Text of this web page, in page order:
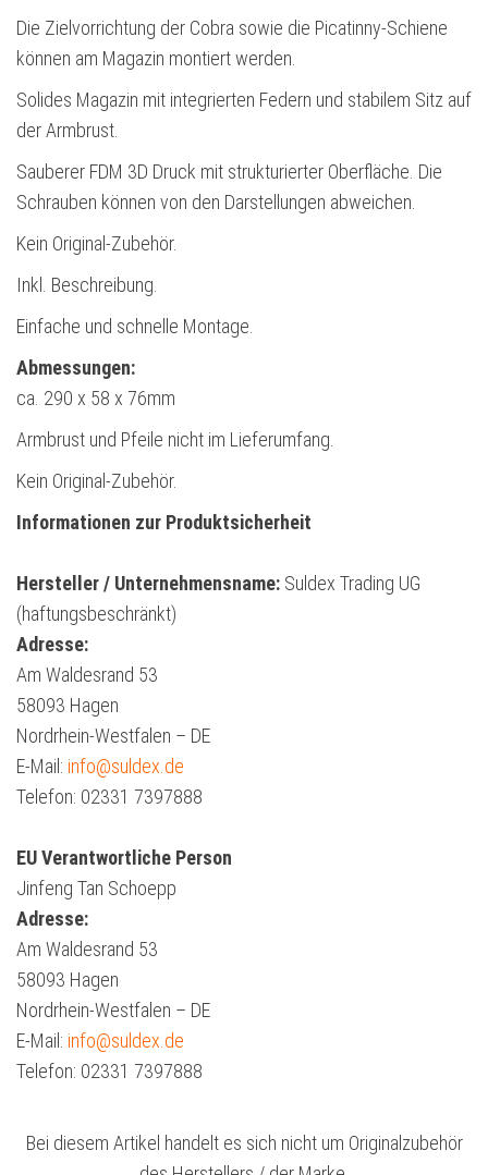
Die Zielvorrichtung der Cobra sowie die Picatinny-Schiene
können am Magazin montiert werden.
Solides Magazin mit integrierten Federn und stabilem Sitz auf
der Armbrust.
Sauberer FDM 3D Druck mit strukturierter Oberfläche. Die
Schrauben können von den Darstellungen abweichen.
Kein Original-Zubehör.
Inkl. Beschreibung.
Einfache und schnelle Montage.
Abmessungen:
ca. 290 x 58 x 76mm
Armbrust und Pfeile nicht im Lieferumfang.
Kein Original-Zubehör.
Informationen zur Produktsicherheit
Hersteller / Unternehmensname: Suldex Trading UG
(haftungsbeschränkt)
Adresse:
Am Waldesrand 53
58093 Hagen
Nordrhein-Westfalen – DE
E-Mail: info@suldex.de
Telefon: 02331 7397888
EU Verantwortliche Person
Jinfeng Tan Schoepp
Adresse:
Am Waldesrand 53
58093 Hagen
Nordrhein-Westfalen – DE
E-Mail: info@suldex.de
Telefon: 02331 7397888
Bei diesem Artikel handelt es sich nicht um Originalzubehör